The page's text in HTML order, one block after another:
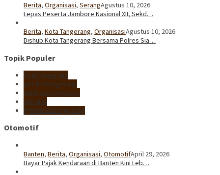
Berita, Organisasi, SerangAgustus 10, 2026
Lepas Peserta Jambore Nasional XII, Sekd…
Berita, Kota Tangerang, OrganisasiAgustus 10, 2026
Dishub Kota Tangerang Bersama Polres Sia…
Topik Populer
KotaTangerang
pemkottangerang
WaliKotaTangerang
SERANG
PjWalikotaTangerang
Otomotif
Banten, Berita, Organisasi, OtomotifApril 29, 2026
Bayar Pajak Kendaraan di Banten Kini Leb…